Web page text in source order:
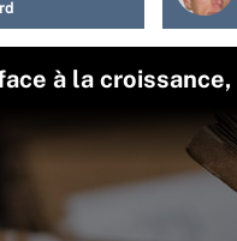
à la